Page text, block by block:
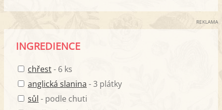
REKLAMA
INGREDIENCE
chřest- 6 ks
anglická slanina - 3 plátky
sůl - podle chuti